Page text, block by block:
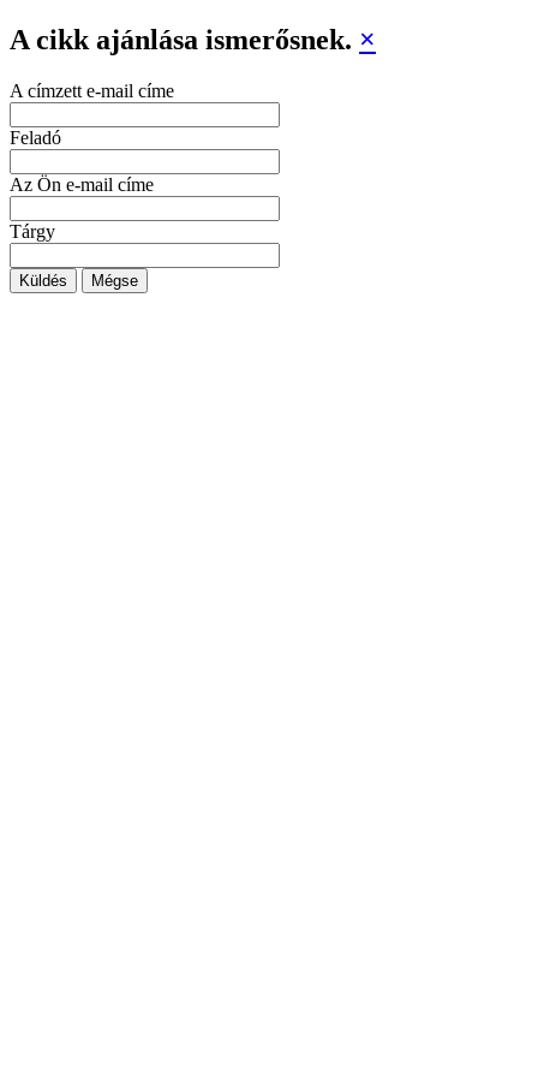
A cikk ajánlása ismerősnek. ×
A címzett e-mail címe
Feladó
Az Ön e-mail címe
Tárgy
Küldés Mégse